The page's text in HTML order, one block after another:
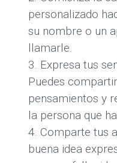
personalizado
su nombre o un
llamarle.
Expresa tus
Puedes
pensamientos y
la persona que
Comparte tus
buena idea